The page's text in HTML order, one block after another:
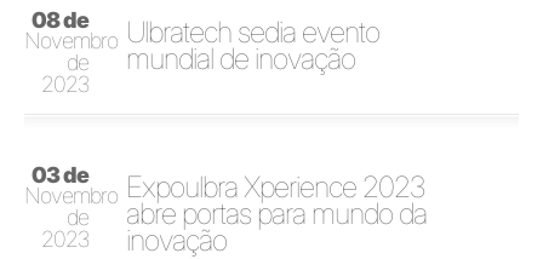
08 de
Novembro
de
2023
Ulbratech sedia evento
mundial de inovação
03 de
Novembro
de
2023
Expoulbra Xperience 2023
abre portas para mundo da
inovação